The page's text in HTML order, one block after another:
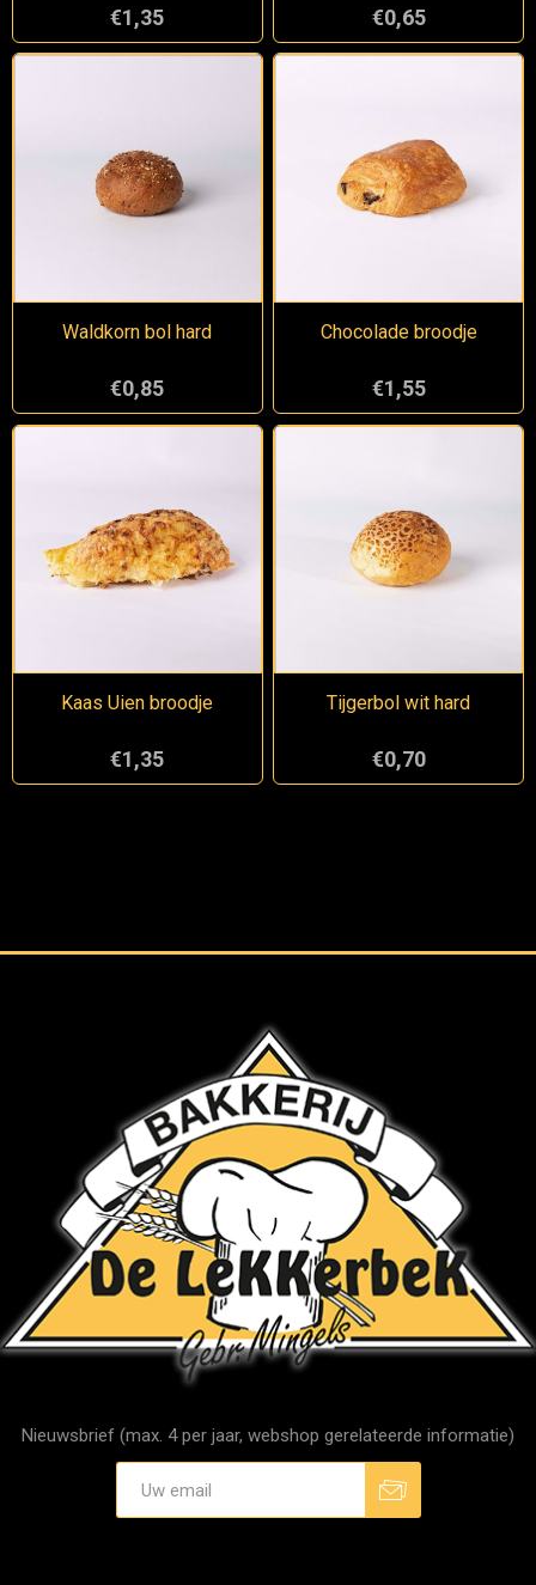
€1,35 €0,65
Waldkorn bol hard
€0,85
Chocolade broodje
€1,55
Kaas Uien broodje
€1,35
Tijgerbol wit hard
€0,70
Nieuwsbrief (max. 4 per jaar, webshop gerelateerde informatie)